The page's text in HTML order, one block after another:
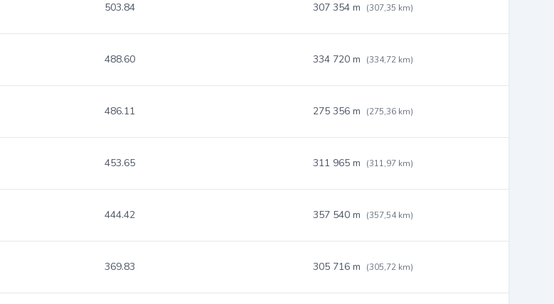
503.84 307 354 m (307,35 km)
488.60 334 720 m (334,72 km)
486.11 275 356 m (275,36 km)
453.65 311 965 m (311,97 km)
444.42 357 540 m (357,54 km)
369.83 305 716 m (305,72 km)